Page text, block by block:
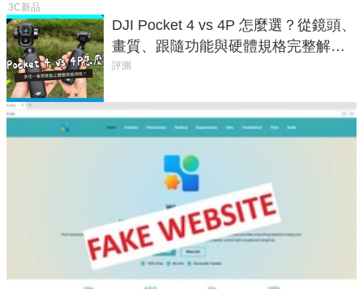
3C新品
DJI Pocket 4 vs 4P 怎麼選？從鏡頭、
畫質、跟隨功能與硬體規格完整解
析，一次看懂兩台差異
評測